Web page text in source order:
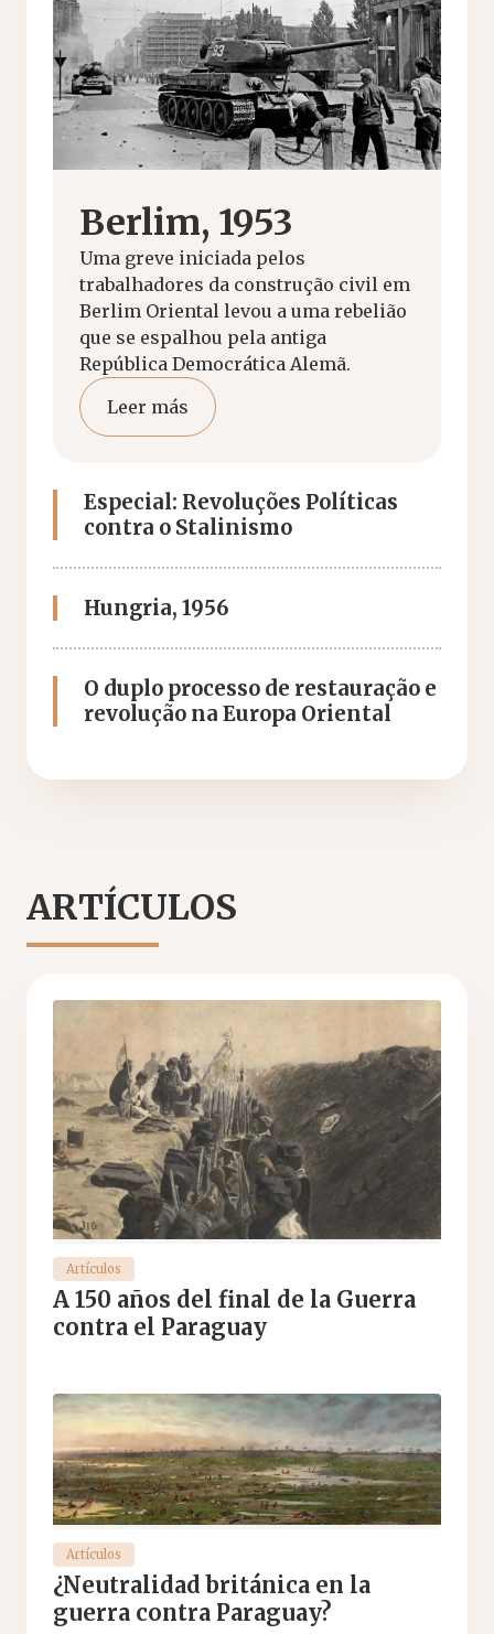
Berlim, 1953
Uma greve iniciada pelos
trabalhadores da construção civil em
Berlim Oriental levou a uma rebelião
que se espalhou pela antiga
República Democrática Alemã.
Leer más
Especial: Revoluções Políticas
contra o Stalinismo
Hungria, 1956
O duplo processo de restauração e
revolução na Europa Oriental
ARTÍCULOS
Artículos
A 150 años del final de la Guerra
contra el Paraguay
Artículos
¿Neutralidad británica en la
guerra contra Paraguay?